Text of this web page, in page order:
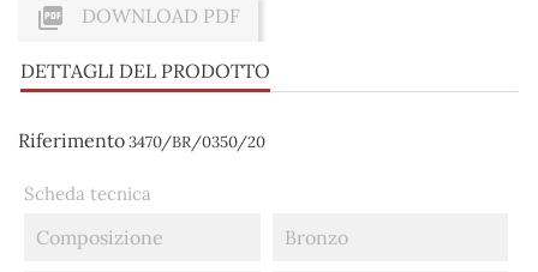
 DOWNLOAD PDF
DETTAGLI DEL PRODOTTO
Riferimento3470/BR/0350/20
Scheda tecnica
Composizione Bronzo